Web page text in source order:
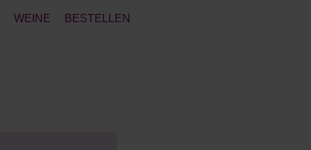
WEINE BESTELLEN